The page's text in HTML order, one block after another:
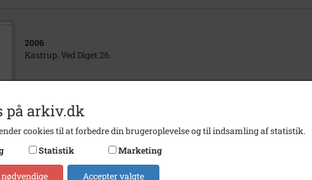
2006
Kastrup. Ved Diget 26.
1935
på arkiv.dk
cookies til at forbedre din brugeroplevelse og til indsamling af statistik.
Statistik Marketing
Accepter valgte